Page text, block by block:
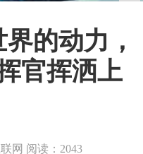
的动力，
官挥洒上
网 阅读：2043